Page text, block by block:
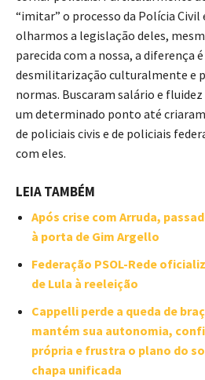
“imitar” o processo da Polícia Civil
olharmos a legislação deles,
parecida com a nossa, a diferença
desmilitarização culturalmente e
normas. Buscaram salário e fluidez
um determinado ponto até
de policiais civis e de policiais
com eles.
LEIA TAMBÉM
Após crise com Arruda,
à porta de Gim Argello
Federação PSOL-Rede
de Lula à reeleição
Cappelli perde a queda de
mantém sua autonomia,
própria e frustra o plano do
chapa unificada